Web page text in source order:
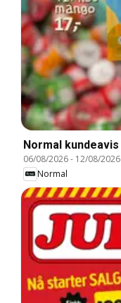
Normal kundeavis
06/08/2026- 12/08/2026
Normal